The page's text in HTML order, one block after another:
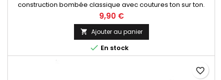
construction bombée classique avec coutures ton sur ton.
Fabrication artisanale Made in Spain.
9,90 €
 Ajouter au panier
 En stock
favorite_border